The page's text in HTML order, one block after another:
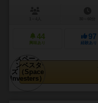
44
興味あり
97
経験あり